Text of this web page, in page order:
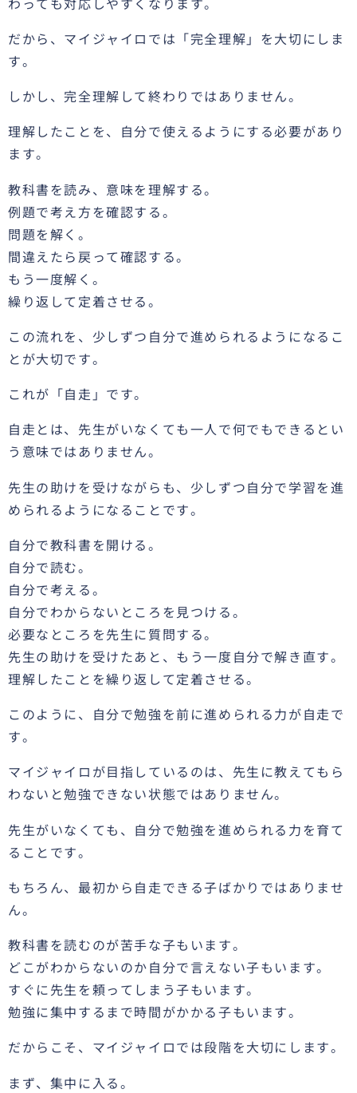
だから、マイジャイロでは「完全理解」を大切にしま
す。
しかし、完全理解して終わりではありません。
理解したことを、自分で使えるようにする必要があり
ます。
教科書を読み、意味を理解する。
例題で考え方を確認する。
問題を解く。
間違えたら戻って確認する。
もう一度解く。
繰り返して定着させる。
この流れを、少しずつ自分で進められるようになるこ
とが大切です。
これが「自走」です。
自走とは、先生がいなくても一人で何でもできるとい
う意味ではありません。
先生の助けを受けながらも、少しずつ自分で学習を進
められるようになることです。
自分で教科書を開ける。
自分で読む。
自分で考える。
自分でわからないところを見つける。
必要なところを先生に質問する。
先生の助けを受けたあと、もう一度自分で解き直す。
理解したことを繰り返して定着させる。
このように、自分で勉強を前に進められる力が自走で
す。
マイジャイロが目指しているのは、先生に教えてもら
わないと勉強できない状態ではありません。
先生がいなくても、自分で勉強を進められる力を育て
ることです。
もちろん、最初から自走できる子ばかりではありませ
ん。
教科書を読むのが苦手な子もいます。
どこがわからないのか自分で言えない子もいます。
すぐに先生を頼ってしまう子もいます。
勉強に集中するまで時間がかかる子もいます。
だからこそ、マイジャイロでは段階を大切にします。
まず、集中に入る。